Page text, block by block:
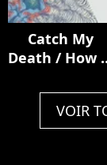
Catch My
Death / How
VOIR